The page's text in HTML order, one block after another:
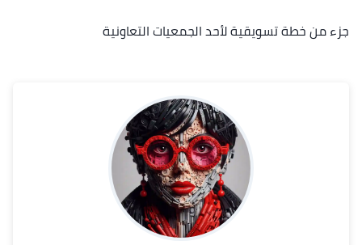
جزء من خطة تسويقية لأحد الجمعيات التعاونية